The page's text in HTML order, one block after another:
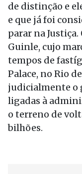
de distinção e
e que já foi
parar na
Guinle, cujo
tempos de
Palace, no Rio
judicialmente o
ligadas à
o terreno de
bilhões.